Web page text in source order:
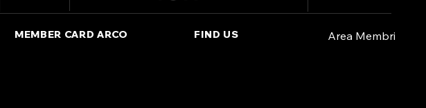
Area Membri
MEMBER CARD ARCO FIND US